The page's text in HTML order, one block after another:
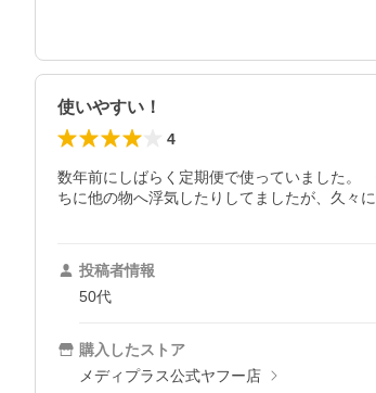
使いやすい！
4
数年前にしばらく定期便で使っていました。
ちに他の物へ浮気したりしてましたが、久々
投稿者情報
50代
購入したストア
メディプラス公式ヤフー店